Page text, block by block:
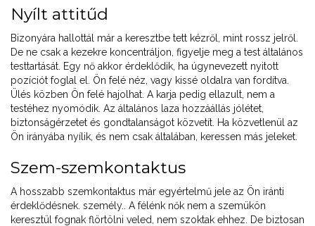
Nyílt attitűd
Bizonyára hallottál már a keresztbe tett kézről, mint rossz jelről.
De ne csak a kezekre koncentráljon, figyelje meg a test általános
testtartását. Egy nő akkor érdeklődik, ha úgynevezett nyitott
pozíciót foglal el. Ön felé néz, vagy kissé oldalra van fordítva.
Ülés közben Ön felé hajolhat. A karja pedig ellazult, nem a
testéhez nyomódik. Az általános laza hozzáállás jólétet,
biztonságérzetet és gondtalanságot közvetít. Ha közvetlenül az
Ön irányába nyílik, és nem csak általában, keressen más jeleket.
Szem-szemkontaktus
A hosszabb szemkontaktus már egyértelmű jele az Ön iránti
érdeklődésnek. személy.. A félénk nők nem a szemükön
keresztül fognak flörtölni veled, nem szoktak ehhez. De biztosan